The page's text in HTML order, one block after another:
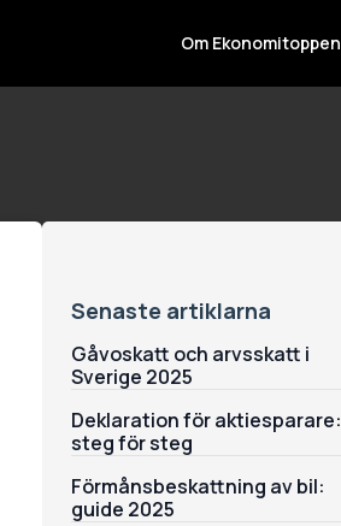
Om Ekonomitoppen
Senaste artiklarna
Gåvoskatt och arvsskatt i
Sverige 2025
Deklaration för aktiesparare:
steg för steg
Förmånsbeskattning av bil:
guide 2025